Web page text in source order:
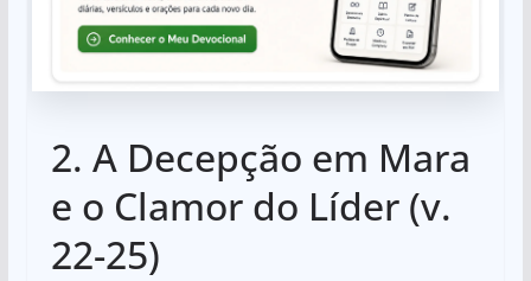
2. A Decepção em Mara
e o Clamor do Líder (v.
22-25)